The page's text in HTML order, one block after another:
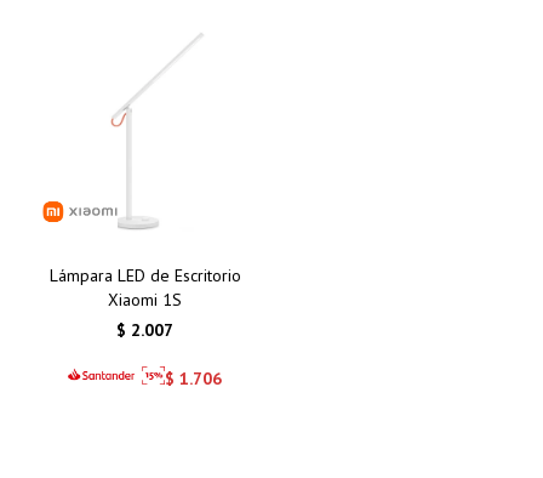
Lámpara LED de Escritorio
Xiaomi 1S
$ 2.007
$ 1.706